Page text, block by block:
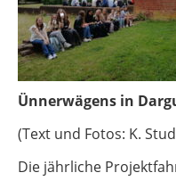
Ünnerwägens in
(Text und Fotos: K.
Die jährliche